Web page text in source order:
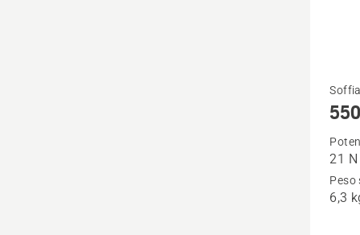
Vedi
dettagli
21 N
Peso
6,3